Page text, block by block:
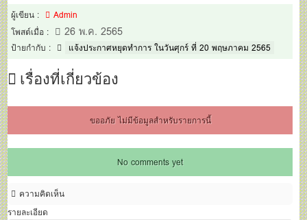
ผู้เขียน :
Admin
โพสต์เมื่อ :
26 พ.ค. 2565
ป้ายกำกับ : แจ้งประกาศหยุดทำการ ในวันศุกร์ ที่ 20 พฤษภาคม 2565
เรื่องที่เกี่ยวข้อง
ขออภัย ไม่มีข้อมูลสำหรับรายการนี้
No comments yet
ความคิดเห็น
รายละเอียด